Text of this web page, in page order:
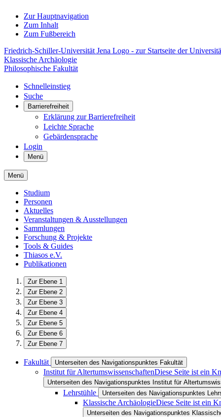
Zur Hauptnavigation
Zum Inhalt
Zum Fußbereich
Friedrich-Schiller-Universität Jena Logo - zur Startseite der
Klassische Archäologie
Philosophische Fakultät
Schnelleinstieg
Suche
Barrierefreiheit
Erklärung zur Barrierefreiheit
Leichte Sprache
Gebärdensprache
Login
Menü
Menü
Studium
Personen
Aktuelles
Veranstaltungen & Ausstellungen
Sammlungen
Forschung & Projekte
Tools & Guides
Thiasos e.V.
Publikationen
Zur Ebene 1
Zur Ebene 2
Zur Ebene 3
Zur Ebene 4
Zur Ebene 5
Zur Ebene 6
Zur Ebene 7
Fakultät Unterseiten des Navigationspunktes Fakultät
Institut für AltertumswissenschaftenDiese Seite ist ein
Unterseiten des Navigationspunktes Institut für
Lehrstühle Unterseiten des Navigationspunktes
Klassische ArchäologieDiese Seite ist ein
Unterseiten des Navigationspunktes